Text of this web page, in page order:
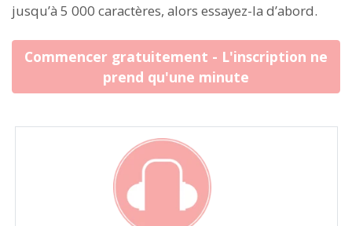
jusqu’à 5 000 caractères, alors essayez-la d’abord.
Commencer gratuitement - L'inscription ne
prend qu'une minute